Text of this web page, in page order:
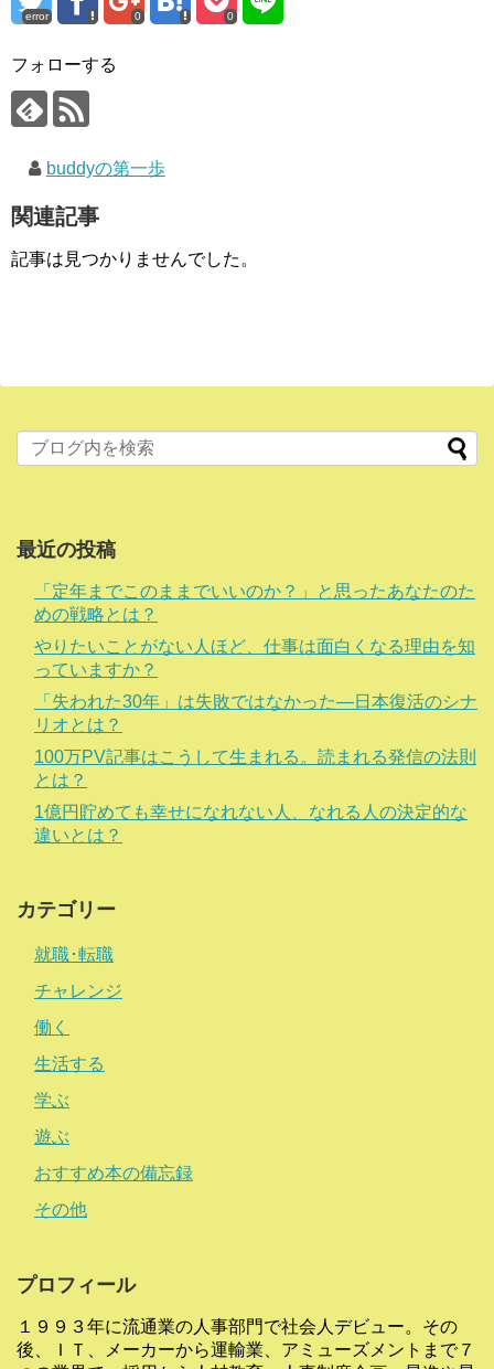
error 0 0
フォローする
buddyの第一歩
関連記事
記事は見つかりませんでした。
最近の投稿
「定年までこのままでいいのか？」と思ったあなたのた
めの戦略とは？
やりたいことがない人ほど、仕事は面白くなる理由を知
っていますか？
「失われた30年」は失敗ではなかった―日本復活のシナ
リオとは？
100万PV記事はこうして生まれる。読まれる発信の法則
とは？
1億円貯めても幸せになれない人、なれる人の決定的な
違いとは？
カテゴリー
就職･転職
チャレンジ
働く
生活する
学ぶ
遊ぶ
おすすめ本の備忘録
その他
プロフィール
１９９３年に流通業の人事部門で社会人デビュー。その
後、ＩＴ、メーカーから運輸業、アミューズメントまで７